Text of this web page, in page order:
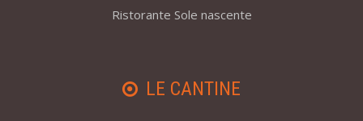
Ristorante Sole nascente
LE CANTINE